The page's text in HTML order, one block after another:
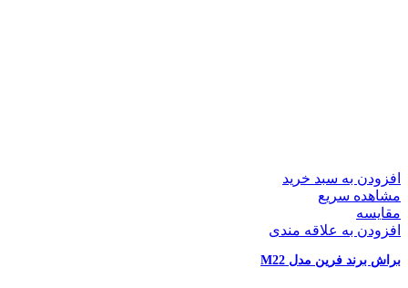
افزودن به سبد خرید
مشاهده سریع
مقایسه
افزودن به علاقه مندی
براش برند فرین مدل M22